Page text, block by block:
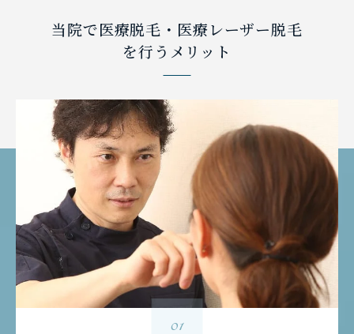
当院で医療脱毛・医療レーザー脱毛
を行うメリット
01